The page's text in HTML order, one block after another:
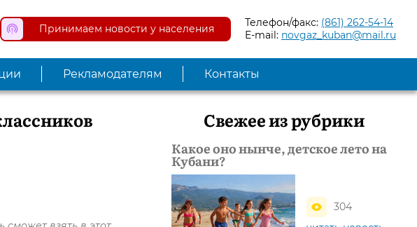
Принимаем новости у населения Телефон/факс: (861) 262-54-14
E-mail: novgaz_kuban@mail.ru
Рекламодателям Контакты
Свежее из рубрики
Какое оно нынче, детское лето на
Кубани?
304